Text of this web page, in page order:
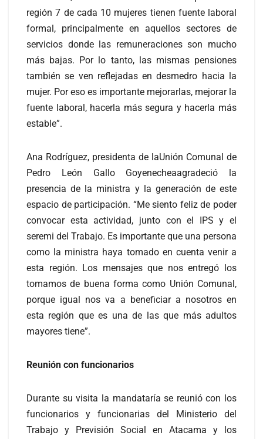
región 7 de cada 10 mujeres tienen fuente laboral
formal, principalmente en aquellos sectores de
servicios donde las remuneraciones son mucho
más bajas. Por lo tanto, las mismas pensiones
también se ven reflejadas en desmedro hacia la
mujer. Por eso es importante mejorarlas, mejorar la
fuente laboral, hacerla más segura y hacerla más
estable”.
Ana Rodríguez, presidenta de laUnión Comunal de
Pedro León Gallo Goyenecheaagradeció la
presencia de la ministra y la generación de este
espacio de participación. “Me siento feliz de poder
convocar esta actividad, junto con el IPS y el
seremi del Trabajo. Es importante que una persona
como la ministra haya tomado en cuenta venir a
esta región. Los mensajes que nos entregó los
tomamos de buena forma como Unión Comunal,
porque igual nos va a beneficiar a nosotros en
esta región que es una de las que más adultos
mayores tiene”.
Reunión con funcionarios
Durante su visita la mandataría se reunió con los
funcionarios y funcionarias del Ministerio del
Trabajo y Previsión Social en Atacama y los